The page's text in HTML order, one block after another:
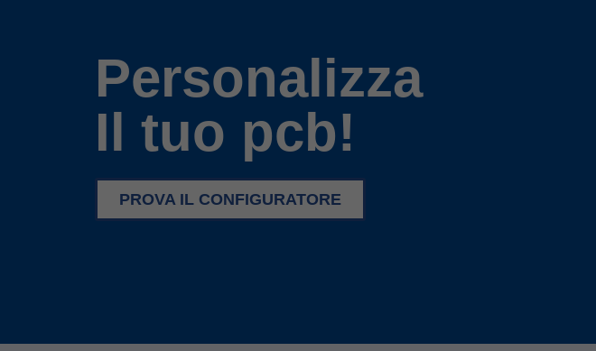
Personalizza
Il tuo pcb!
PROVA IL CONFIGURATORE